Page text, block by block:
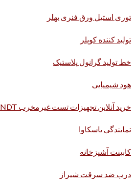
توری استیل ورق فنری بهلر
تولید کننده کوپلر
خط تولید گرانول پلاستیک
هود شیمیایی
خرید آنلاین تجهیزات تست غیرمخرب NDT
نمایندگی یاسکاوا
کابینت آشپزخانه
درب ضد سرقت شیراز